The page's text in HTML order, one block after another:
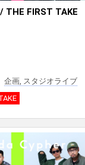
THE FIRST TAKE
企画, スタジオライブ